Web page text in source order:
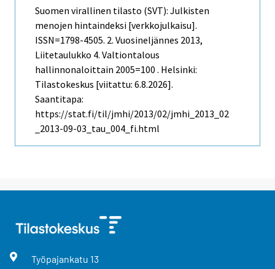
Suomen virallinen tilasto (SVT): Julkisten
menojen hintaindeksi [verkkojulkaisu].
ISSN=1798-4505. 2. Vuosineljännes 2013,
Liitetaulukko 4. Valtiontalous
hallinnonaloittain 2005=100 . Helsinki:
Tilastokeskus [viitattu: 6.8.2026].
Saantitapa:
https://stat.fi/til/jmhi/2013/02/jmhi_2013_02
_2013-09-03_tau_004_fi.html
Työpajankatu 13